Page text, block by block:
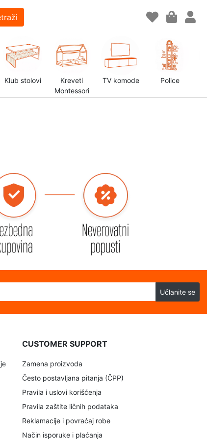
Klub stolovi
Kreveti
Montessori
TV komode Police
Učlanite se
CUSTOMER SUPPORT
Zamena proizvoda
Često postavljana pitanja (ČPP)
Pravila i uslovi korišćenja
Pravila zaštite ličnih podataka
Reklamacije i povraćaj robe
Način isporuke i plaćanja